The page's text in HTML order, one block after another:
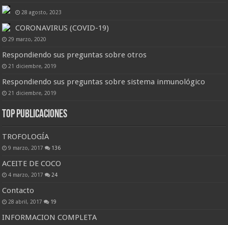
28 agosto, 2023
CORONAVIRUS (COVID-19)
29 marzo, 2020
Respondiendo sus preguntas sobre otros
21 diciembre, 2019
Respondiendo sus preguntas sobre sistema inmunológico
21 diciembre, 2019
Top Publicaciones
TROFOLOGÍA
9 marzo, 2017 136
ACEITE DE COCO
4 marzo, 2017 24
Contacto
28 abril, 2017 19
INFORMACION COMPLETA